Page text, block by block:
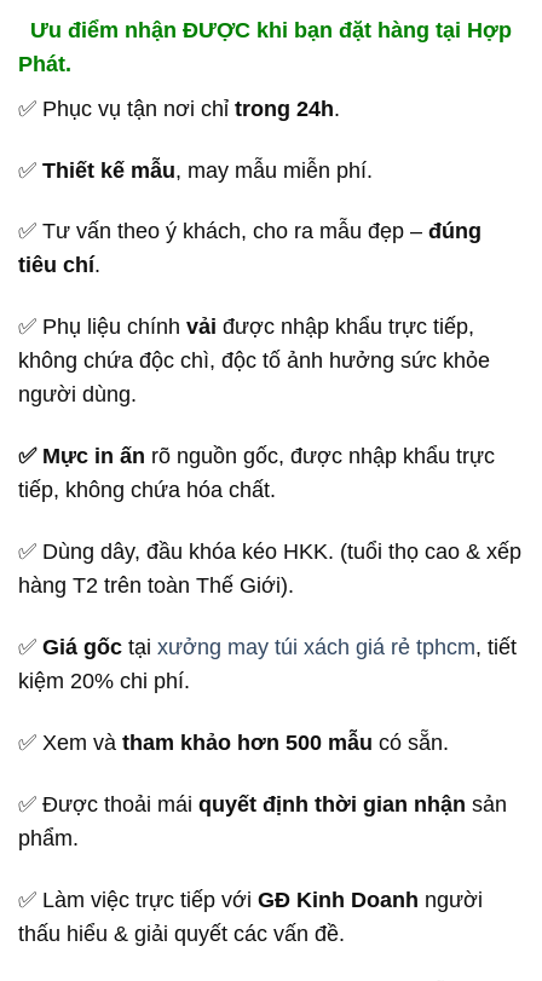
Ưu điểm nhận ĐƯỢC khi bạn đặt hàng tại Hợp
Phát.
✅ Phục vụ tận nơi chỉ trong 24h.
✅ Thiết kế mẫu, may mẫu miễn phí.
✅ Tư vấn theo ý khách, cho ra mẫu đẹp – đúng
tiêu chí.
✅ Phụ liệu chính vải được nhập khẩu trực tiếp,
không chứa độc chì, độc tố ảnh hưởng sức khỏe
người dùng.
✅ Mực in ấn rõ nguồn gốc, được nhập khẩu trực
tiếp, không chứa hóa chất.
✅ Dùng dây, đầu khóa kéo HKK. (tuổi thọ cao & xếp
hàng T2 trên toàn Thế Giới).
✅ Giá gốc tại xưởng may túi xách giá rẻ tphcm, tiết
kiệm 20% chi phí.
✅ Xem và tham khảo hơn 500 mẫu có sẵn.
✅ Được thoải mái quyết định thời gian nhận sản
phẩm.
✅ Làm việc trực tiếp với GĐ Kinh Doanh người
thấu hiểu & giải quyết các vấn đề.